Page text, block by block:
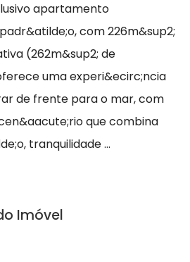
apartamento
com 226m&sup2;
(262m&sup2; de
uma experi&ecirc;ncia
de frente para o mar, com
que combina
tranquilidade ...
Imóvel